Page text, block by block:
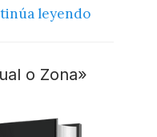
leyendo
o Zona»